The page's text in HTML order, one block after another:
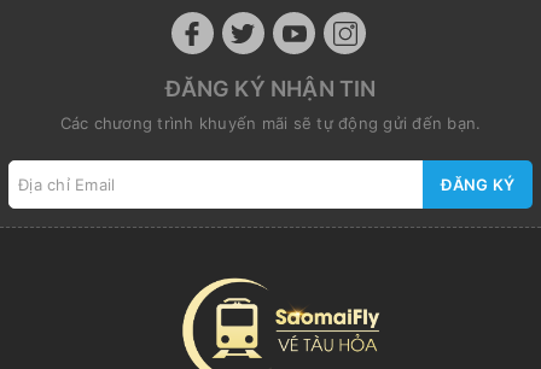
ĐĂNG KÝ NHẬN TIN
Các chương trình khuyến mãi sẽ tự động gửi đến bạn.
ĐĂNG KÝ